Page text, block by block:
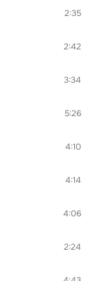
2:35
2:42
3:34
5:26
4:10
4:14
4:06
2:24